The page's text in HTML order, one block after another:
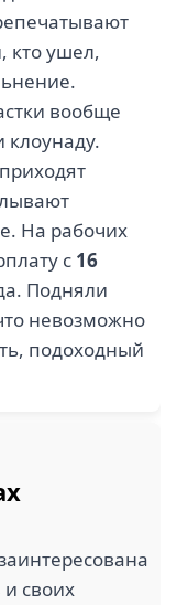
кто ушел,
вообще
клоунаду.
На рабочих
с 16
Подняли
невозможно
подоходный
своих